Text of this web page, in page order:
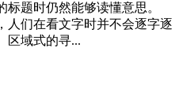
题时仍然能够读懂意思。
人们在看文字时并不会逐字逐
区域式的寻...